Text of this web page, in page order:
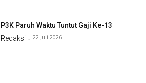
P3K Paruh Waktu Tuntut Gaji Ke-13
Redaksi - 22 Juli 2026